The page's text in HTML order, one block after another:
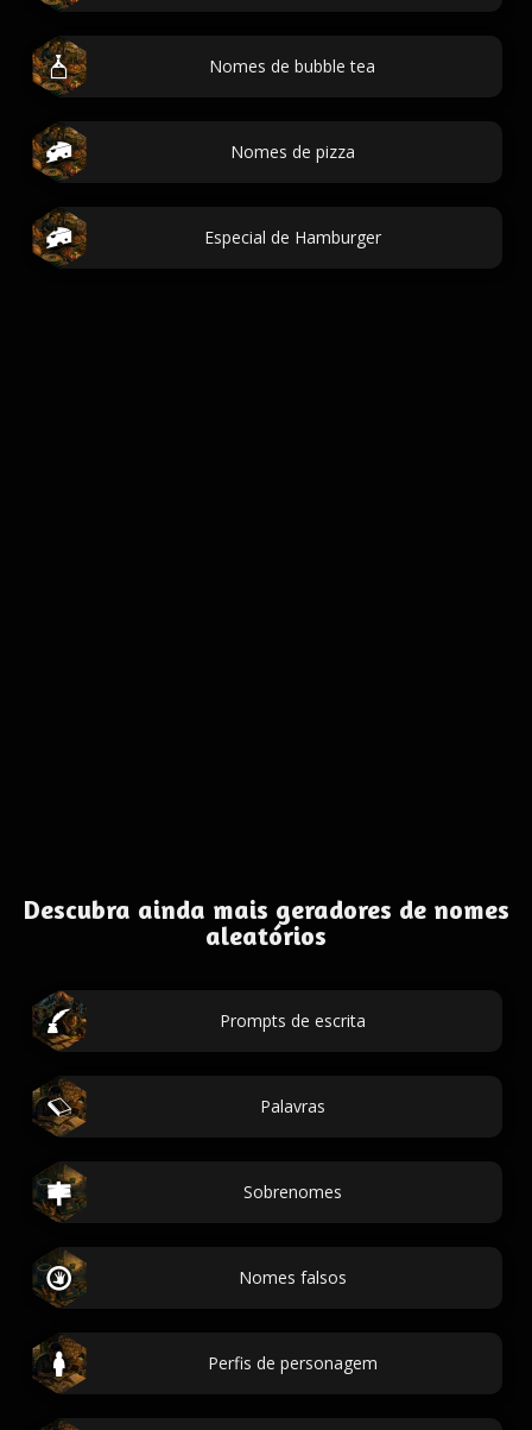
Nomes de bubble tea
Nomes de pizza
Especial de Hamburger
Descubra ainda mais geradores de nomes
aleatórios
Prompts de escrita
Palavras
Sobrenomes
Nomes falsos
Perfis de personagem